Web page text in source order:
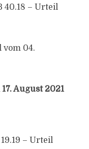
40.18 – Urteil
vom 04.
August 2021
– Urteil